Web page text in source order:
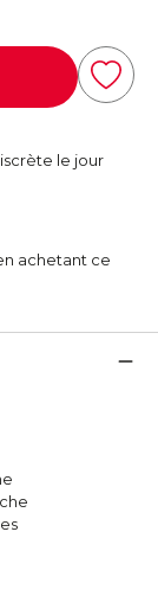
le jour
achetant ce